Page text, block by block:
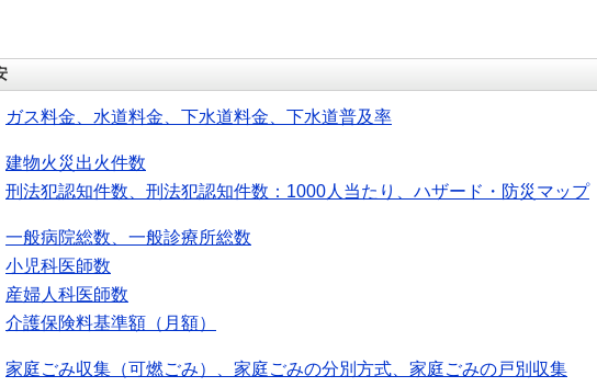
ガス料金、水道料金、下水道料金、下水道普及率
建物火災出火件数
刑法犯認知件数、刑法犯認知件数：1000人当たり、ハザード・防災マップ
一般病院総数、一般診療所総数
小児科医師数
産婦人科医師数
介護保険料基準額（月額）
家庭ごみ収集（可燃ごみ）、家庭ごみの分別方式、家庭ごみの戸別収集